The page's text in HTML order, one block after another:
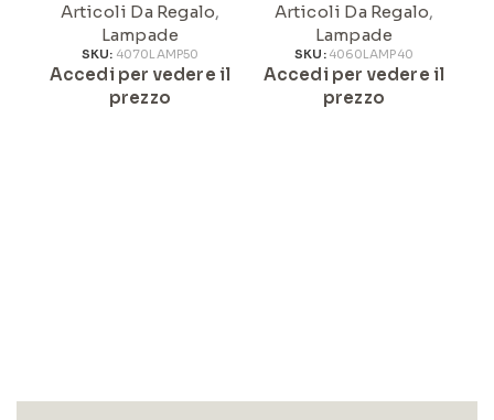
Articoli Da Regalo,
Lampade
SKU: 4070LAMP50
Accedi per vedere il
prezzo
Articoli Da Regalo,
Lampade
SKU: 4060LAMP40
Accedi per vedere il
prezzo